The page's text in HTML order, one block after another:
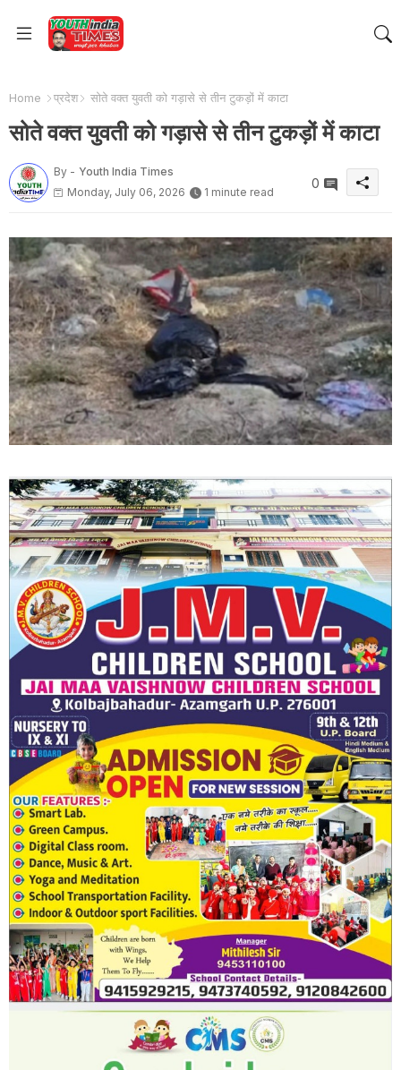
Home प्रदेश सोते वक्त युवती को गड़ासे से तीन टुकड़ों में काटा
सोते वक्त युवती को गड़ासे से तीन टुकड़ों में काटा
By - Youth India Times
Monday, July 06, 2026
1 minute read
0